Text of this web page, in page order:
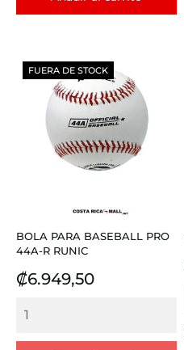
BOLA PARA BASEBALL PRO
44A-R RUNIC
Precio
₡6.949,50
FUERA DE STOCK